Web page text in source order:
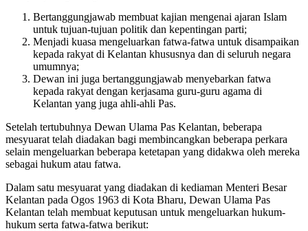
Bertanggungjawab membuat kajian mengenai ajaran Islam
untuk tujuan-tujuan politik dan kepentingan parti;
Menjadi kuasa mengeluarkan fatwa-fatwa untuk disampaikan
kepada rakyat di Kelantan khususnya dan di seluruh negara
umumnya;
Dewan ini juga bertanggungjawab menyebarkan fatwa
kepada rakyat dengan kerjasama guru-guru agama di
Kelantan yang juga ahli-ahli Pas.
Setelah tertubuhnya Dewan Ulama Pas Kelantan, beberapa
mesyuarat telah diadakan bagi membincangkan beberapa perkara
selain mengeluarkan beberapa ketetapan yang didakwa oleh mereka
sebagai hukum atau fatwa.
Dalam satu mesyuarat yang diadakan di kediaman Menteri Besar
Kelantan pada Ogos 1963 di Kota Bharu, Dewan Ulama Pas
Kelantan telah membuat keputusan untuk mengeluarkan hukum-
hukum serta fatwa-fatwa berikut: